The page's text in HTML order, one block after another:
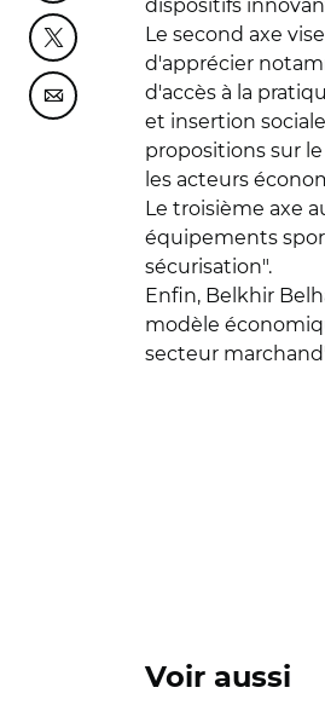
Partager cette page sur
Partager cette page sur
dispositifs
Le second axe
d'apprécier
d'accès à la
et insertion
propositions sur
les acteurs
Le troisième axe
équipements
sécurisation".
Enfin, Belkhir
modèle
secteur
Voir aussi